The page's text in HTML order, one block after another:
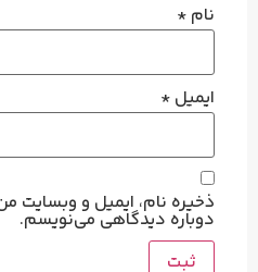
نام *
ایمیل *
ذخیره نام، ایمیل و وبسایت
دوباره دیدگاهی می‌نویسم.